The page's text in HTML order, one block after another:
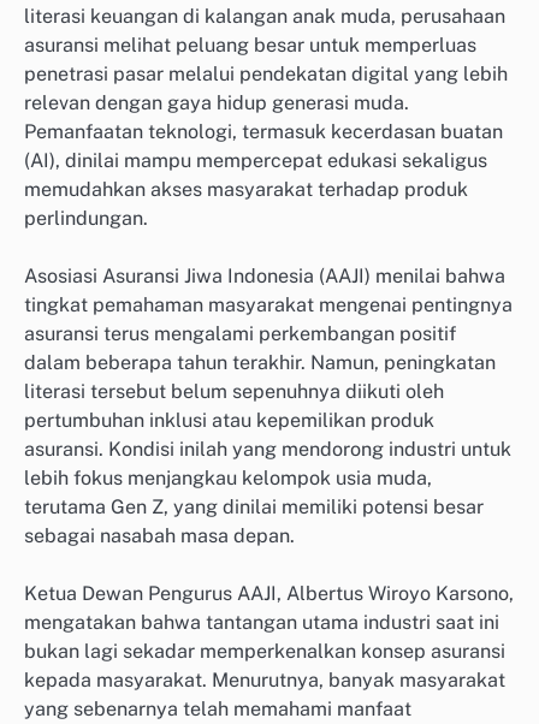
literasi keuangan di kalangan anak muda, perusahaan
asuransi melihat peluang besar untuk memperluas
penetrasi pasar melalui pendekatan digital yang lebih
relevan dengan gaya hidup generasi muda.
Pemanfaatan teknologi, termasuk kecerdasan buatan
(AI), dinilai mampu mempercepat edukasi sekaligus
memudahkan akses masyarakat terhadap produk
perlindungan.
Asosiasi Asuransi Jiwa Indonesia (AAJI) menilai bahwa
tingkat pemahaman masyarakat mengenai pentingnya
asuransi terus mengalami perkembangan positif
dalam beberapa tahun terakhir. Namun, peningkatan
literasi tersebut belum sepenuhnya diikuti oleh
pertumbuhan inklusi atau kepemilikan produk
asuransi. Kondisi inilah yang mendorong industri untuk
lebih fokus menjangkau kelompok usia muda,
terutama Gen Z, yang dinilai memiliki potensi besar
sebagai nasabah masa depan.
Ketua Dewan Pengurus AAJI, Albertus Wiroyo Karsono,
mengatakan bahwa tantangan utama industri saat ini
bukan lagi sekadar memperkenalkan konsep asuransi
kepada masyarakat. Menurutnya, banyak masyarakat
yang sebenarnya telah memahami manfaat